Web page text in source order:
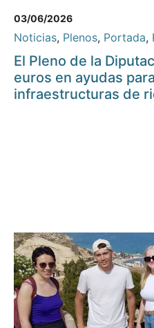
03/06/2026
Noticias, Plenos, Portada,
El Pleno de la
euros en ayudas
infraestructuras de